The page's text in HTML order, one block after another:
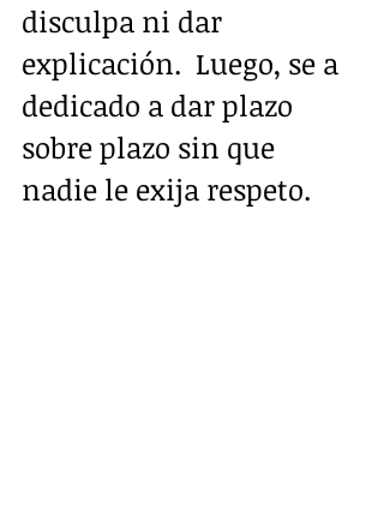
disculpa ni dar
explicación.  Luego, se a
dedicado a dar plazo
sobre plazo sin que
nadie le exija respeto.